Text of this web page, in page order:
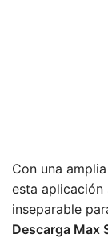
Con una
esta aplicación
inseparable
Descarga Max